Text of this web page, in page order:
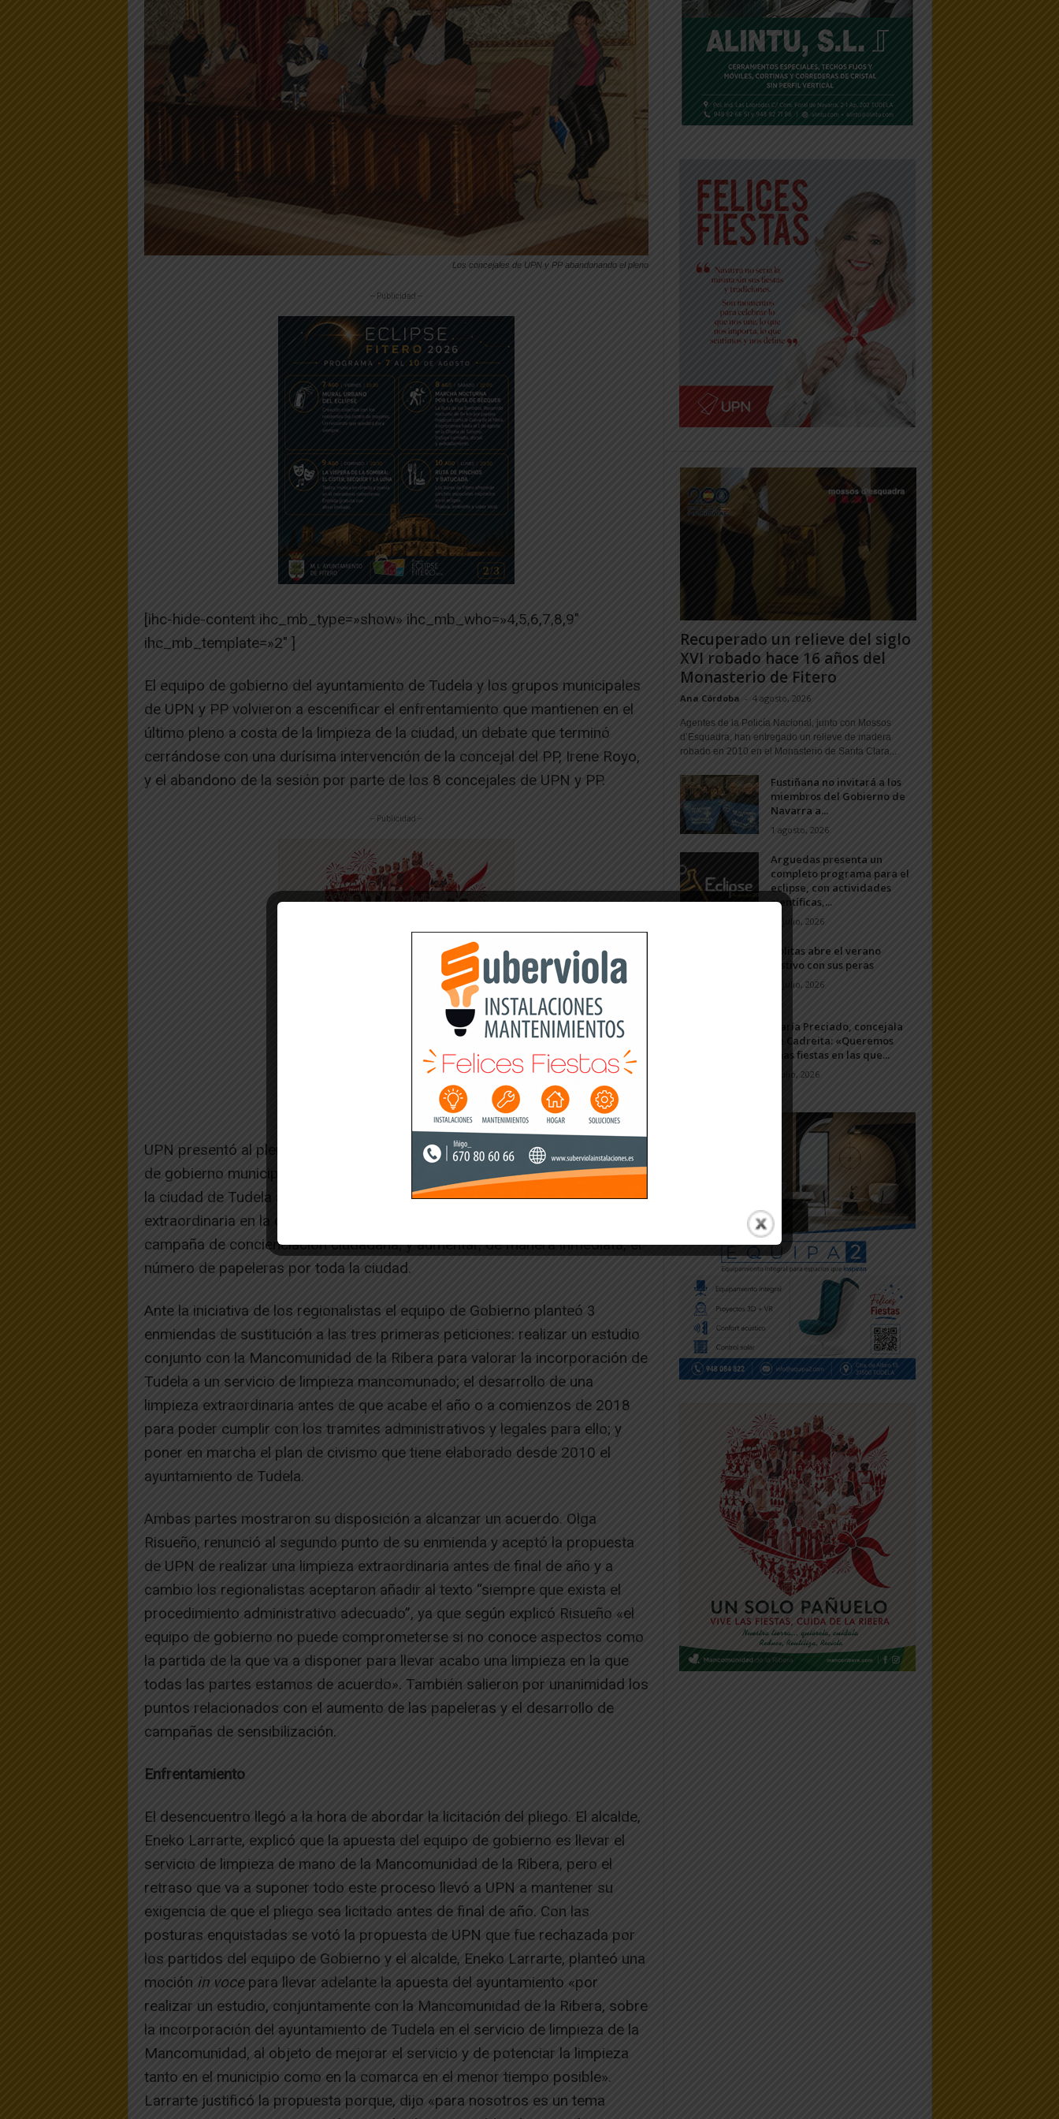
Los concejales de UPN y PP abandonando el pleno
-- Publicidad --
[ihc-hide-content ihc_mb_type=»show» ihc_mb_who=»4,5,6,7,8,9″
ihc_mb_template=»2″ ]
El equipo de gobierno del ayuntamiento de Tudela y los grupos municipales
de UPN y PP volvieron a escenificar el enfrentamiento que mantienen en el
último pleno a costa de la limpieza de la ciudad, un debate que terminó
cerrándose con una durísima intervención de la concejal del PP, Irene Royo,
y el abandono de la sesión por parte de los 8 concejales de UPN y PP.
-- Publicidad --
UPN presentó al pleno para su debate una moción en la que exigía al equipo
de gobierno municipal cuatro puntos: licitar el pliego de limpieza urbana de
la ciudad de Tudela antes de final de este año; la realización de una limpieza
extraordinaria en la ciudad de Tudela antes de que acabe 2017; una
campaña de concienciación ciudadana; y aumentar, de manera inmediata, el
número de papeleras por toda la ciudad.
Ante la iniciativa de los regionalistas el equipo de Gobierno planteó 3
enmiendas de sustitución a las tres primeras peticiones: realizar un estudio
conjunto con la Mancomunidad de la Ribera para valorar la incorporación de
Tudela a un servicio de limpieza mancomunado; el desarrollo de una
limpieza extraordinaria antes de que acabe el año o a comienzos de 2018
para poder cumplir con los tramites administrativos y legales para ello; y
poner en marcha el plan de civismo que tiene elaborado desde 2010 el
ayuntamiento de Tudela.
Ambas partes mostraron su disposición a alcanzar un acuerdo. Olga
Risueño, renunció al segundo punto de su enmienda y aceptó la propuesta
de UPN de realizar una limpieza extraordinaria antes de final de año y a
cambio los regionalistas aceptaron añadir al texto “siempre que exista el
procedimiento administrativo adecuado”, ya que según explicó Risueño «el
equipo de gobierno no puede comprometerse si no conoce aspectos como
la partida de la que va a disponer para llevar acabo una limpieza en la que
todas las partes estamos de acuerdo». También salieron por unanimidad los
puntos relacionados con el aumento de las papeleras y el desarrollo de
campañas de sensibilización.
Enfrentamiento
El desencuentro llegó a la hora de abordar la licitación del pliego. El alcalde,
Eneko Larrarte, explicó que la apuesta del equipo de gobierno es llevar el
servicio de limpieza de mano de la Mancomunidad de la Ribera, pero el
retraso que va a suponer todo este proceso llevó a UPN a mantener su
exigencia de que el pliego sea licitado antes de final de año. Con las
posturas enquistadas se votó la propuesta de UPN que fue rechazada por
los partidos del equipo de Gobierno y el alcalde, Eneko Larrarte, planteó una
moción in vocepara llevar adelante la apuesta del ayuntamiento «por
realizar un estudio, conjuntamente con la Mancomunidad de la Ribera, sobre
la incorporación del ayuntamiento de Tudela en el servicio de limpieza de la
Mancomunidad, al objeto de mejorar el servicio y de potenciar la limpieza
tanto en el municipio como en la comarca en el menor tiempo posible».
Larrarte justificó la propuesta porque, dijo «para nosotros es un tema
Recuperado un relieve del siglo
XVI robado hace 16 años del
Monasterio de Fitero
Ana Córdoba - 4 agosto, 2026
Agentes de la Policía Nacional, junto con Mossos
d’Esquadra, han entregado un relieve de madera
robado en 2010 en el Monasterio de Santa Clara...
Fustiñana no invitará a los
miembros del Gobierno de
Navarra a...
1 agosto, 2026
Arguedas presenta un
completo programa para el
eclipse, con actividades
científicas,...
20 julio, 2026
Ablitas abre el verano
festivo con sus peras
11 julio, 2026
María Preciado, concejala
de Cadreita: «Queremos
unas fiestas en las que...
7 julio, 2026